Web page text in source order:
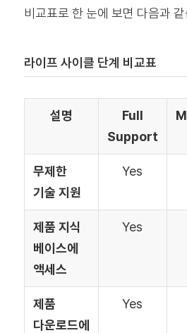
비교표로 한 눈에 보면 다음과
라이프 사이클 단계 비교표
설명
Full
Support
무제한
기술 지원
Yes
제품 지식
베이스에
액세스
Yes
제품
다운로드에
Yes